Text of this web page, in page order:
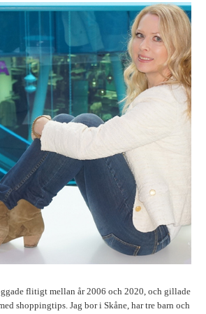
flitigt mellan år 2006 och 2020, och gillade
shoppingtips. Jag bor i Skåne, har tre barn och